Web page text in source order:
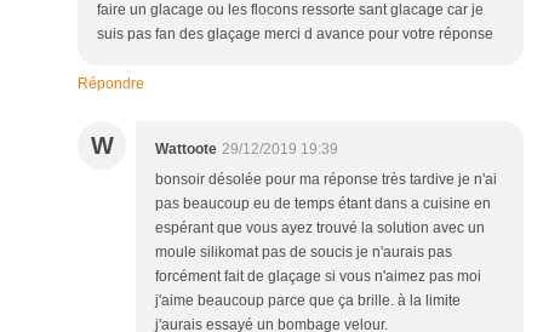
faire un glacage ou les flocons ressorte sant glacage car je
suis pas fan des glaçage merci d avance pour votre réponse
Répondre
W Wattoote 29/12/2019 19:39
bonsoir désolée pour ma réponse très tardive je n'ai
pas beaucoup eu de temps étant dans a cuisine en
espérant que vous ayez trouvé la solution avec un
moule silikomat pas de soucis je n'aurais pas
forcément fait de glaçage si vous n'aimez pas moi
j'aime beaucoup parce que ça brille. à la limite
j'aurais essayé un bombage velour.